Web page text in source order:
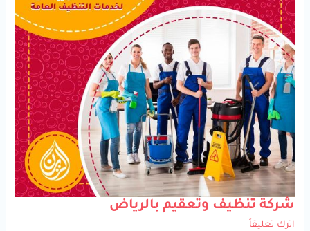
شركة تنظيف وتعقيم بالرياض
اترك تعليقاً
شركة
تنظيف
وتعقيم
بالرياض